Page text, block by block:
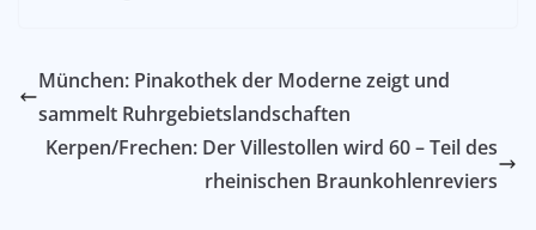
München: Pinakothek der Moderne zeigt und
sammelt Ruhrgebietslandschaften
Kerpen/Frechen: Der Villestollen wird 60 – Teil des
rheinischen Braunkohlenreviers